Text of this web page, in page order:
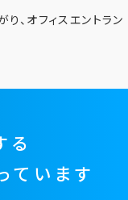
、オフィスエントラン
る
ています